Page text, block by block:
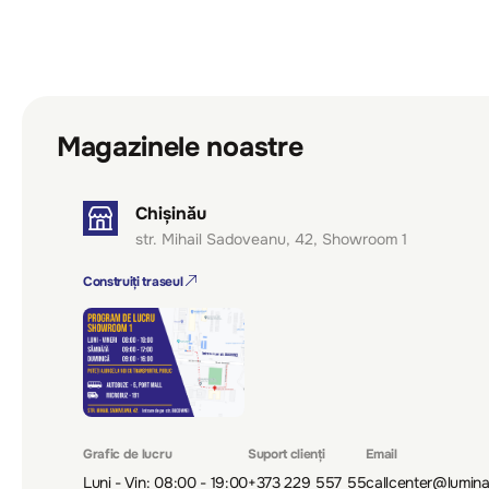
Magazinele noastre
Chișinău
str. Mihail Sadoveanu, 42, Showroom 1
Construiți traseul
Grafic de lucru
Luni - Vin: 08:00 - 19:00
Suport clienți
+373 229 557 55
Email